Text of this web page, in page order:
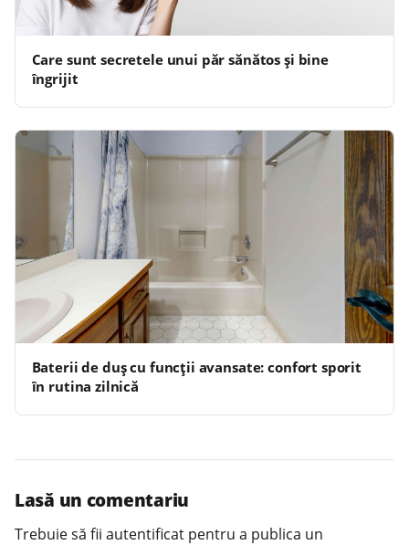
Care sunt secretele unui păr sănătos și bine
îngrijit
Baterii de duș cu funcții avansate: confort sporit
în rutina zilnică
Lasă un comentariu
Trebuie să fii autentificat pentru a publica un